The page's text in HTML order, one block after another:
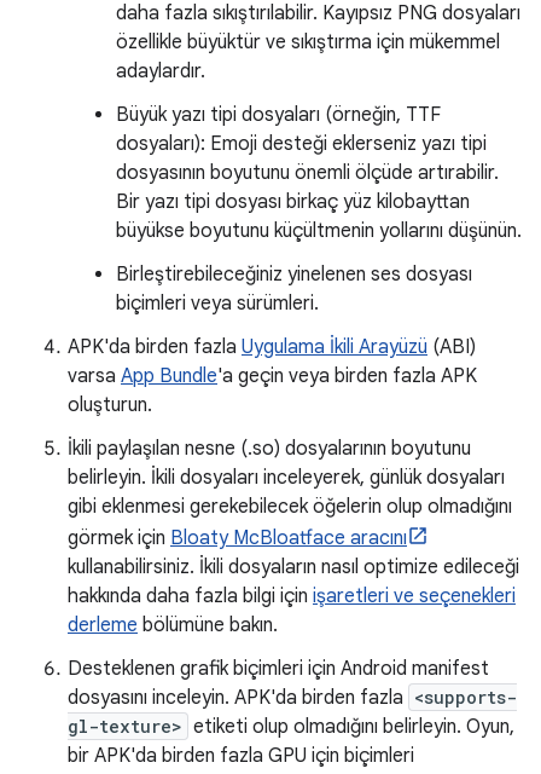
daha fazla sıkıştırılabilir. Kayıpsız PNG dosyaları
özellikle büyüktür ve sıkıştırma için mükemmel
adaylardır.
Büyük yazı tipi dosyaları (örneğin, TTF
dosyaları): Emoji desteği eklerseniz yazı tipi
dosyasının boyutunu önemli ölçüde artırabilir.
Bir yazı tipi dosyası birkaç yüz kilobayttan
büyükse boyutunu küçültmenin yollarını düşünün.
Birleştirebileceğiniz yinelenen ses dosyası
biçimleri veya sürümleri.
APK'da birden fazla Uygulama İkili Arayüzü (ABI)
varsa App Bundle'a geçin veya birden fazla APK
oluşturun.
İkili paylaşılan nesne (.so) dosyalarının boyutunu
belirleyin. İkili dosyaları inceleyerek, günlük dosyaları
gibi eklenmesi gerekebilecek öğelerin olup olmadığını
görmek için Bloaty McBloatface aracını
kullanabilirsiniz. İkili dosyaların nasıl optimize edileceği
hakkında daha fazla bilgi için işaretleri ve seçenekleri
derleme bölümüne bakın.
Desteklenen grafik biçimleri için Android manifest
dosyasını inceleyin. APK'da birden fazla <supports-
gl-texture> etiketi olup olmadığını belirleyin. Oyun,
bir APK'da birden fazla GPU için biçimleri